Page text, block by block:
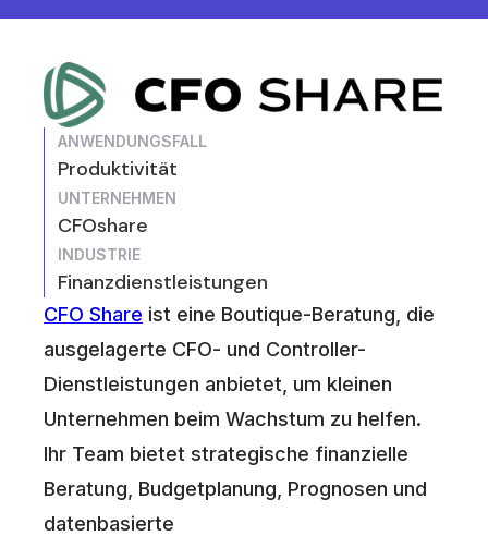
ANWENDUNGSFALL
Produktivität
UNTERNEHMEN
CFOshare
INDUSTRIE
Finanzdienstleistungen
CFO Share ist eine Boutique-Beratung, die
ausgelagerte CFO- und Controller-
Dienstleistungen anbietet, um kleinen
Unternehmen beim Wachstum zu helfen.
Ihr Team bietet strategische finanzielle
Beratung, Budgetplanung, Prognosen und
datenbasierte